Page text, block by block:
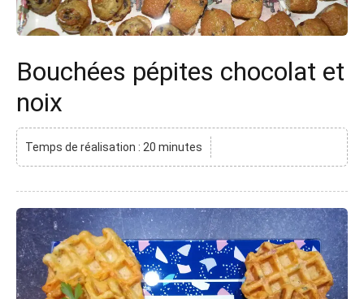
Bouchées pépites chocolat et
noix
Temps de réalisation : 20 minutes